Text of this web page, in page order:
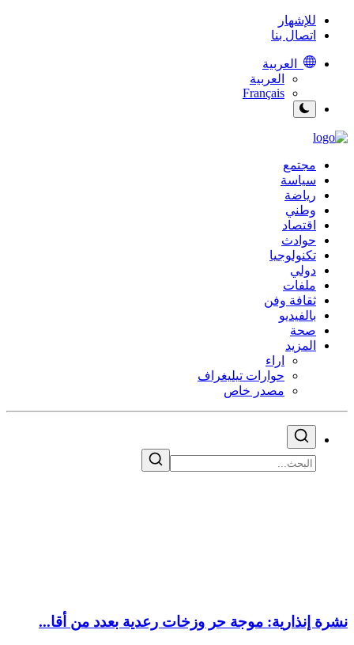
للإشهار
اتصال بنا
العربية
العربية
Français
مجتمع
سياسة
رياضة
وطني
اقتصاد
حوادث
تكنولوجيا
دولي
ملفات
ثقافة وفن
بالفيديو
صحة
المزيد
اراء
حوارات تيليغراف
مصدر خاص
نشرة إنذارية: موجة حر وزخات رعدية بعدد من أقا...